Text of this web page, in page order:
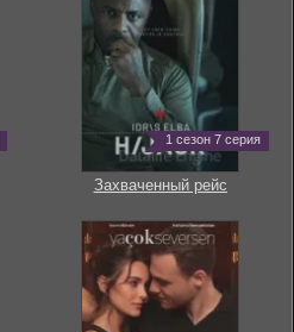
1 сезон 7 серия
Захваченный рейс